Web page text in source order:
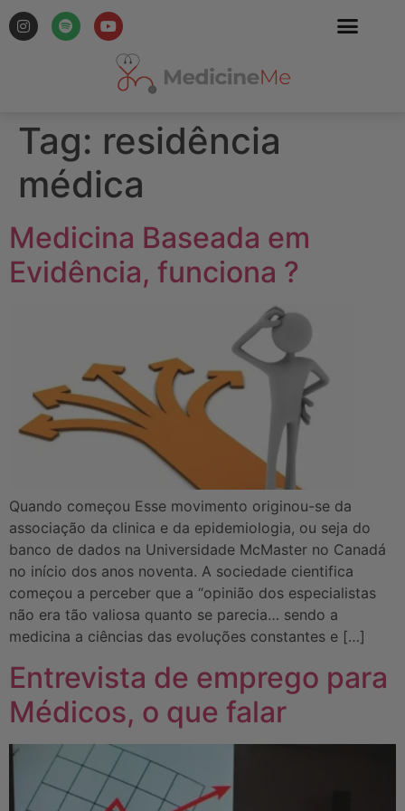
Tag: residência
médica
Medicina Baseada em
Evidência, funciona ?
Quando começou Esse movimento originou-se da
associação da clinica e da epidemiologia, ou seja do
banco de dados na Universidade McMaster no Canadá
no início dos anos noventa. A sociedade cientifica
começou a perceber que a “opinião dos especialistas
não era tão valiosa quanto se parecia… sendo a
medicina a ciências das evoluções constantes e […]
Entrevista de emprego para
Médicos, o que falar